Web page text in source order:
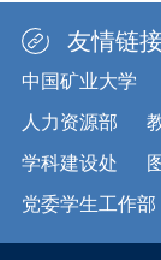
友情链接
中国矿业大学
人力资源部
学科建设处
党委学生工作部